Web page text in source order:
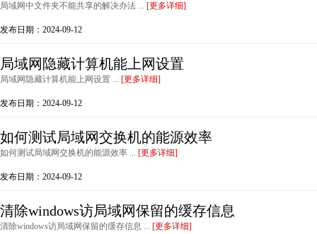
局域网中文件夹不能共享的解决办法 ... [更多详细]
发布日期：2024-09-12
局域网隐藏计算机能上网设置
局域网隐藏计算机能上网设置 ... [更多详细]
发布日期：2024-09-12
如何测试局域网交换机的能源效率
如何测试局域网交换机的能源效率 ... [更多详细]
发布日期：2024-09-12
清除windows访局域网保留的缓存信息
清除windows访局域网保留的缓存信息 ... [更多详细]